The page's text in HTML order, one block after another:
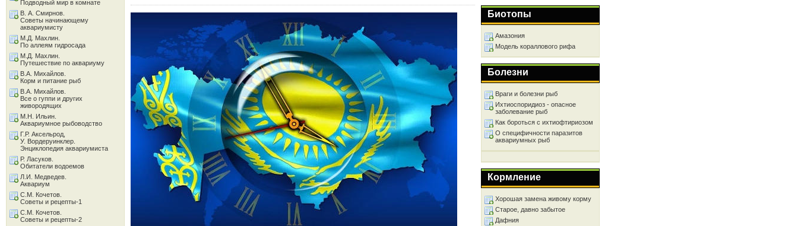
Биотопы
Амазония
Модель кораллового рифа
Болезни
Враги и болезни рыб
Ихтиоспоридиоз - опасное
заболевание рыб
Как бороться с ихтиофтириозом
О специфичности паразитов
аквариумных рыб
Кормление
Хорошая замена живому корму
Старое, давно забытое
Дафния
Подводный мир в комнате
В. А. Смирнов.
Советы начинающему
аквариумисту
М.Д. Махлин.
По аллеям гидросада
М.Д. Махлин.
Путешествие по аквариуму
В.А. Михайлов.
Корм и питание рыб
В.А. Михайлов.
Все о гуппи и других
живородящих
М.Н. Ильин.
Аквариумное рыбоводство
Г.Р. Аксельрод,
У. Вордеруинклер.
Энциклопедия аквариумиста
Р. Ласуков.
Обитатели водоемов
Л.И. Медведев.
Аквариум
С.М. Кочетов.
Советы и рецепты-1
С.М. Кочетов.
Советы и рецепты-2